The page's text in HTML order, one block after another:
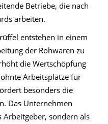
Betriebe, die nach
arbeiten.
entstehen in einem
der Rohwaren zu
die Wertschöpfung
Arbeitsplätze für
besonders die
Das Unternehmen
sondern als